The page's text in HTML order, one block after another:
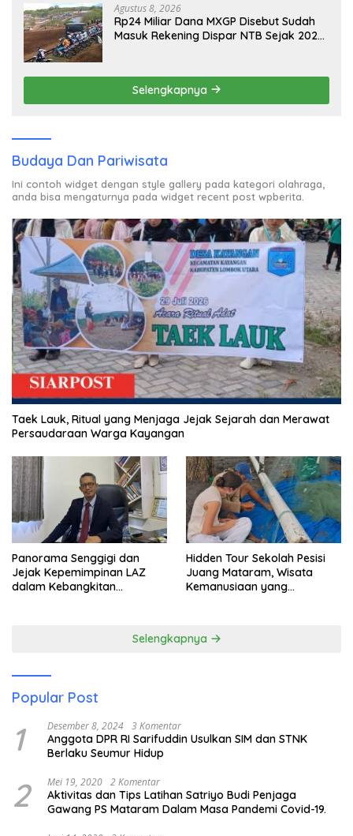
Agustus 8, 2026
Rp24 Miliar Dana MXGP Disebut Sudah
Masuk Rekening Dispar NTB Sejak 2024,
Selengkapnya
Budaya Dan Pariwisata
Ini contoh widget dengan style gallery pada kategori olahraga,
anda bisa mengaturnya pada widget recent post wpberita.
Taek Lauk, Ritual yang Menjaga Jejak Sejarah dan Merawat
Persaudaraan Warga Kayangan
Panorama Senggigi dan
Jejak Kepemimpinan LAZ
dalam Kebangkitan
Hidden Tour Sekolah Pesisi
Juang Mataram, Wisata
Kemanusiaan yang
Selengkapnya
Popular Post
1 Desember 8, 2024 3 Komentar
Anggota DPR RI Sarifuddin Usulkan SIM dan STNK
Berlaku Seumur Hidup
2 Mei 19, 2020 2 Komentar
Aktivitas dan Tips Latihan Satriyo Budi Penjaga
Gawang PS Mataram Dalam Masa Pandemi Covid-19.